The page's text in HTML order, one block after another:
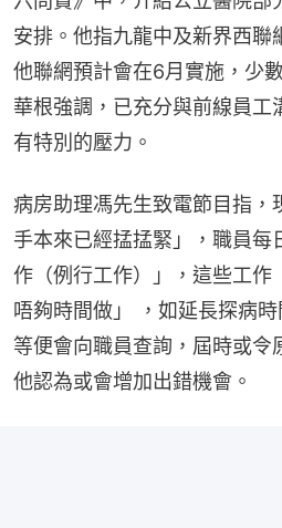
安排。他指九龍中及新界西聯
他聯網預計會在6月實施，少
華根強調，已充分與前線員工
有特別的壓力。
病房助理馮先生致電節目指，
手本來已經掹掹緊」，職員
作（例行工作）」，這些工作
唔夠時間做」 ，如延長探病
等便會向職員查詢，屆時或令
他認為或會增加出錯機會。